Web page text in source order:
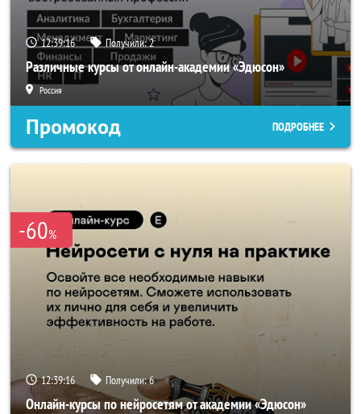
12:39:16 Получили:2
Различные курсы от онлайн-академии «Эдюсон»
Россия
Промокод ПОДРОБНЕЕ
-60%
12:39:16 Получили:6
Онлайн-курсы по нейросетям от академии «Эдюсон»